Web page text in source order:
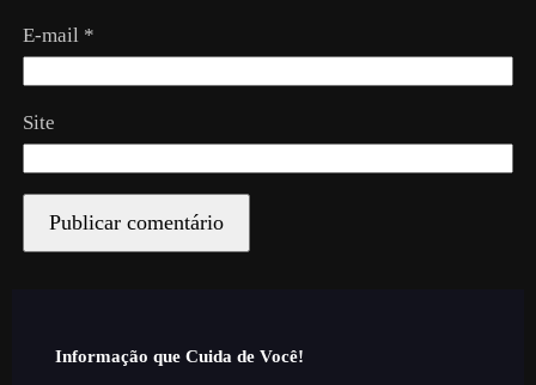
E-mail *
Site
Informação que Cuida de Você!